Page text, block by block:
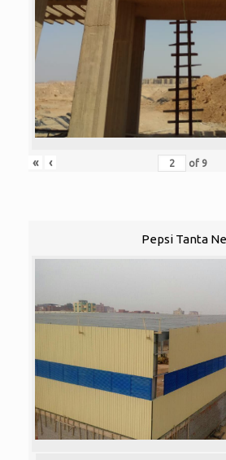
« ‹ of 9
Pepsi Tanta